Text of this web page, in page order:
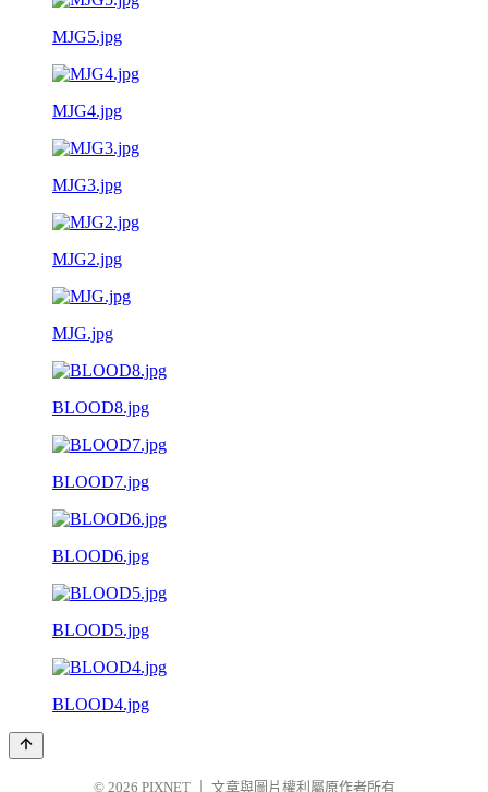
MJG5.jpg
MJG4.jpg
MJG3.jpg
MJG2.jpg
MJG.jpg
BLOOD8.jpg
BLOOD7.jpg
BLOOD6.jpg
BLOOD5.jpg
BLOOD4.jpg
© 2026 PIXNET 文章與圖片權利屬原作者所有